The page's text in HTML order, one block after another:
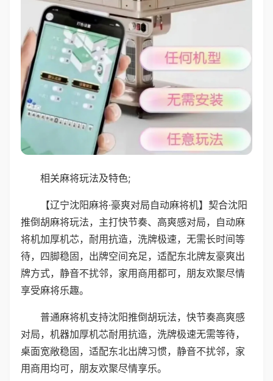
相关麻将玩法及特色;
【辽宁沈阳麻将·豪爽对局自动麻将机】契合沈阳
推倒胡麻将玩法，主打快节奏、高爽感对局，自动麻
将机加厚机芯，耐用抗造，洗牌极速，无需长时间等
待，四脚稳固，出牌空间充足，适配东北牌友豪爽出
牌方式，静音不扰邻，家用商用都可，朋友欢聚尽情
享受麻将乐趣。
普通麻将机支持沈阳推倒胡玩法，快节奏高爽感
对局，机器加厚机芯耐用抗造，洗牌极速无需等待，
桌面宽敞稳固，适配东北出牌习惯，静音不扰邻，家
用商用均可，朋友欢聚尽情享乐。